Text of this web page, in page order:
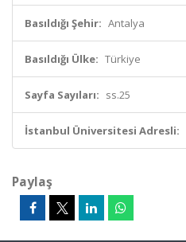
Basıldığı Şehir: Antalya
Basıldığı Ülke: Türkiye
Sayfa Sayıları: ss.25
İstanbul Üniversitesi Adresli:
Paylaş